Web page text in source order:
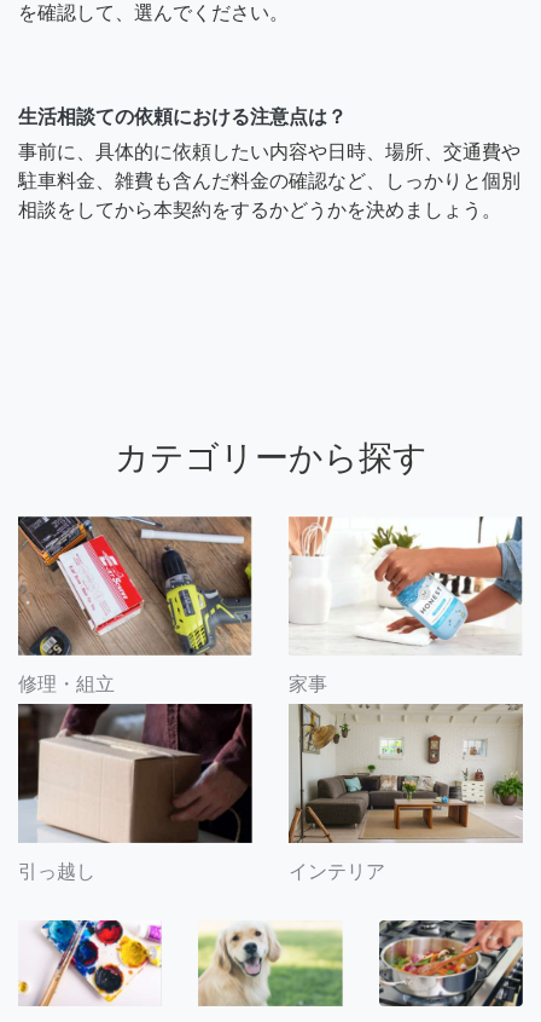
を確認して、選んでください。
生活相談ての依頼における注意点は？
事前に、具体的に依頼したい内容や日時、場所、交通費や
駐車料金、雑費も含んだ料金の確認など、しっかりと個別
相談をしてから本契約をするかどうかを決めましょう。
カテゴリーから探す
修理・組立 家事
引っ越し インテリア